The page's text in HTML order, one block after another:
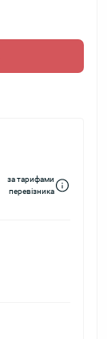
за тарифами
перевізника